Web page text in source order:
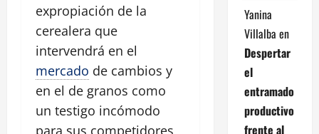
expropiación de la
cerealera que
intervendrá en el
mercado de cambios y
en el de granos como
un testigo incómodo
para sus competidores
Yanina
Villalba en
Despertar
el
entramado
productivo
frente al